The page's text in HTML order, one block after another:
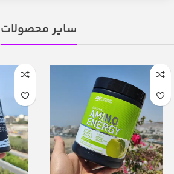
سایر محصولات